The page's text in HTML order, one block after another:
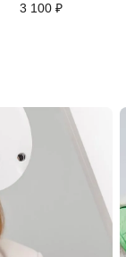
3 100 ₽